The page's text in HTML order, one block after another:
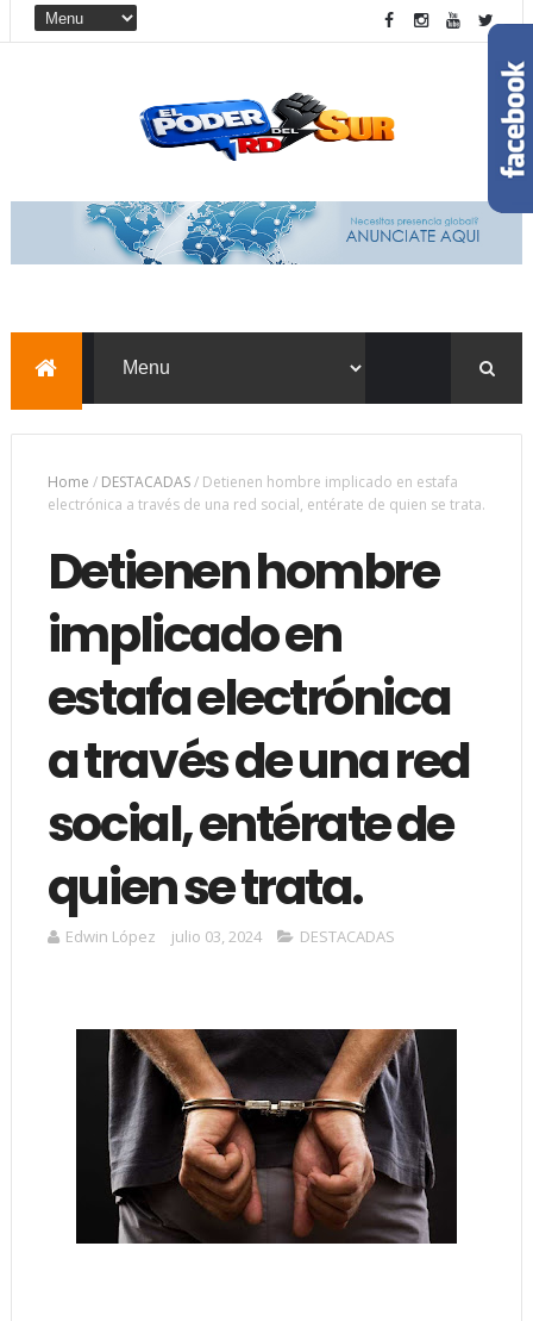
Home / DESTACADAS/ Detienen hombre implicado en estafa
electrónica a través de una red social, entérate de quien se trata.
Detienen hombre
implicado en
estafa electrónica
a través de una red
social, entérate de
quien se trata.
Edwin López julio 03, 2024 DESTACADAS